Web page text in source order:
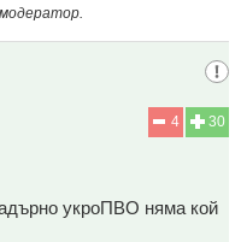
30
4
укроПВО няма кой